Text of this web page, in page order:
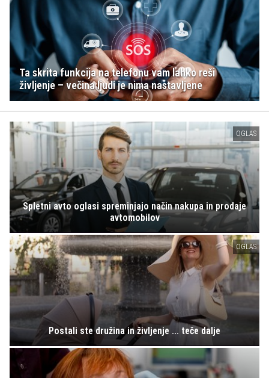
Ta skrita funkcija na telefonu vam lahko reši
življenje – večina ljudi je nima nastavljene
OGLAS
Spletni avto oglasi spreminjajo način nakupa in prodaje
avtomobilov
OGLAS
Postali ste družina in življenje ... teče dalje